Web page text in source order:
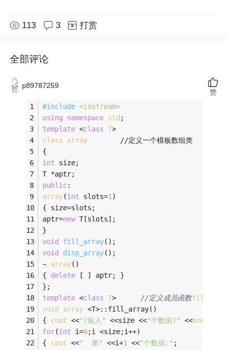
113 3 打赏
全部评论
p89787259
#include <iostream>
using
namespace std ;
template <class T>
class
array
        //定义一个模板数组类
{
int size;
T *aptr;
public:
array(int slots=1)
{ size=slots;
aptr=new T[slots];
}
void
fill_array() ;
void
disp_array() ;
~ array()
{ delete [ ] aptr; }
};
template <class T> //定义成员函数
void
array <T>: :fill_array()
{ cout <<"(输入" <<size <<"个数据)" <<endl
for(int i=0;i <size;i++)
{ cout <<"  第" <<i+1 <<"个数据:" ;
赞